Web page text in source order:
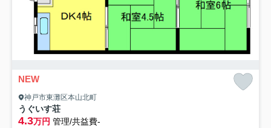
NEW
神戸市東灘区本山北町
うぐいす荘
4.3万円 管理/共益費-